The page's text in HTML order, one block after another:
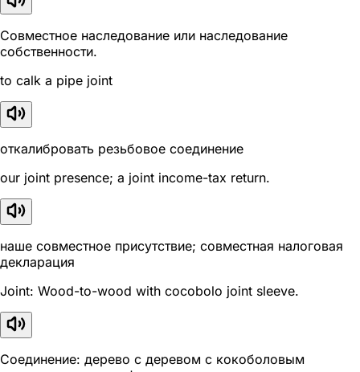
Совместное наследование или наследование
собственности.
to calk a pipe joint
откалибровать резьбовое соединение
our joint presence; a joint income-tax return.
наше совместное присутствие; совместная налоговая
декларация
Joint: Wood-to-wood with cocobolo joint sleeve.
Соединение: дерево с деревом с кокоболовым